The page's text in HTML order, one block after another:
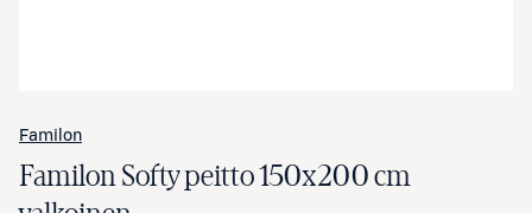
Familon
Familon Softy peitto 150x200 cm